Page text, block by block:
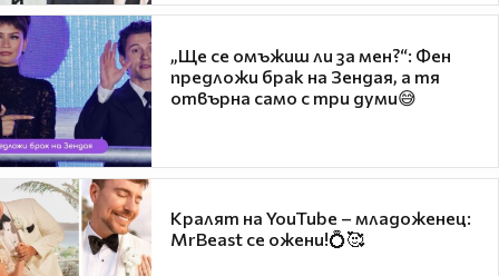
„Ще се омъжиш ли за мен?“: Фен
предложи брак на Зендая, а тя
отвърна само с три думи😅
Кралят на YouTube – младоженец:
MrBeast се ожени!💍🥰